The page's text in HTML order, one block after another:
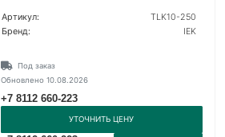
Артикул:
TLK10-250
Бренд:
IEK
Под заказ
Обновлено 10.08.2026
+7 8112 660-223
УТОЧНИТЬ ЦЕНУ